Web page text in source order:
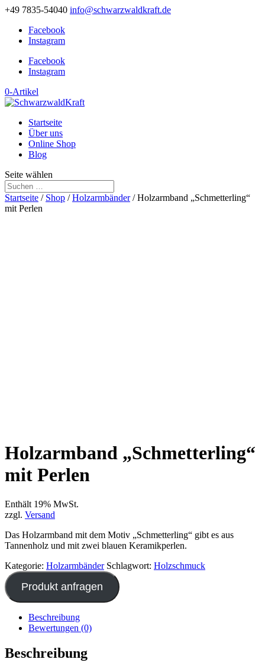
+49 7835-54040 info@schwarzwaldkraft.de
Facebook
Instagram
Facebook
Instagram
0-Artikel
Startseite
Über uns
Online Shop
Blog
Seite wählen
Startseite / Shop /Holzarmbänder/ Holzarmband „Schmetterling“
mit Perlen
Holzarmband „Schmetterling“
mit Perlen
Enthält 19% MwSt.
zzgl. Versand
Das Holzarmband mit dem Motiv „Schmetterling“ gibt es aus
Tannenholz und mit zwei blauen Keramikperlen.
Kategorie: Holzarmbänder Schlagwort: Holzschmuck
Produkt anfragen
Beschreibung
Bewertungen (0)
Beschreibung